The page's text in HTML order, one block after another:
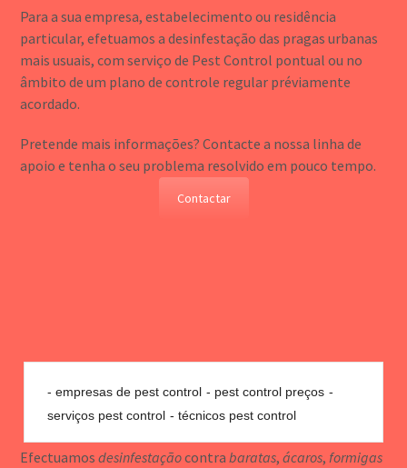
Para a sua empresa, estabelecimento ou residência
particular, efetuamos a desinfestação das pragas urbanas
mais usuais, com serviço de Pest Control pontual ou no
âmbito de um plano de controle regular préviamente
acordado.
Pretende mais informações? Contacte a nossa linha de
apoio e tenha o seu problema resolvido em pouco tempo.
Contactar
empresas de pest control
pest control preços
serviços pest control
técnicos pest control
Efectuamosdesinfestaçãocontrabaratas,ácaros, formigas